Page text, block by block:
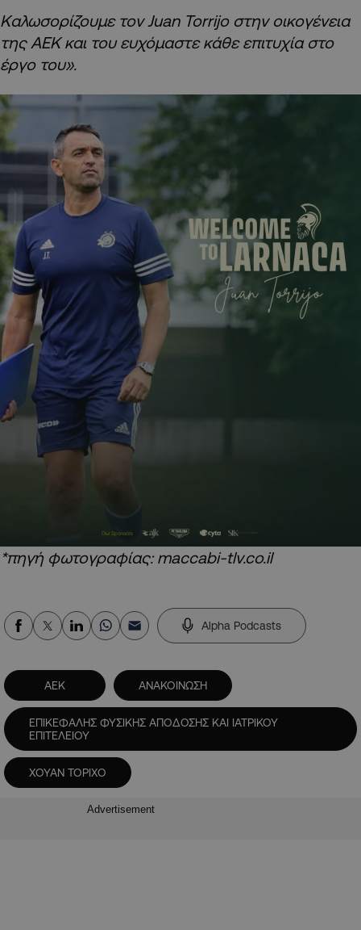
Καλωσορίζουμε τον Juan Torrijo στην οικογένεια
της ΑΕΚ και του ευχόμαστε κάθε επιτυχία στο
έργο του».
*πηγή φωτογραφίας: maccabi-tlv.co.il
Alpha Podcasts
ΑΕΚ ΑΝΑΚΟΙΝΩΣΗ
ΕΠΙΚΕΦΑΛΗΣ ΦΥΣΙΚΗΣ ΑΠΟΔΟΣΗΣ ΚΑΙ ΙΑΤΡΙΚΟΥ
ΕΠΙΤΕΛΕΙΟΥ
ΧΟΥΑΝ ΤΟΡΙΧΟ
Advertisement